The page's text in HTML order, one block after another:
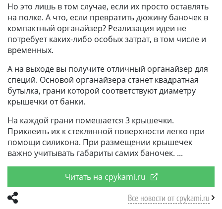
Но это лишь в том случае, если их просто оставлять
на полке. А что, если превратить дюжину баночек в
компактный органайзер? Реализация идеи не
потребует каких-либо особых затрат, в том числе и
временных.
А на выходе вы получите отличный органайзер для
специй. Основой органайзера станет квадратная
бутылка, грани которой соответствуют диаметру
крышечки от банки.
На каждой грани помешается 3 крышечки.
Приклеить их к стеклянной поверхности легко при
помощи силикона. При размещении крышечек
важно учитывать габариты самих баночек.
Читать на cpykami.ru
Все новости от cpykami.ru